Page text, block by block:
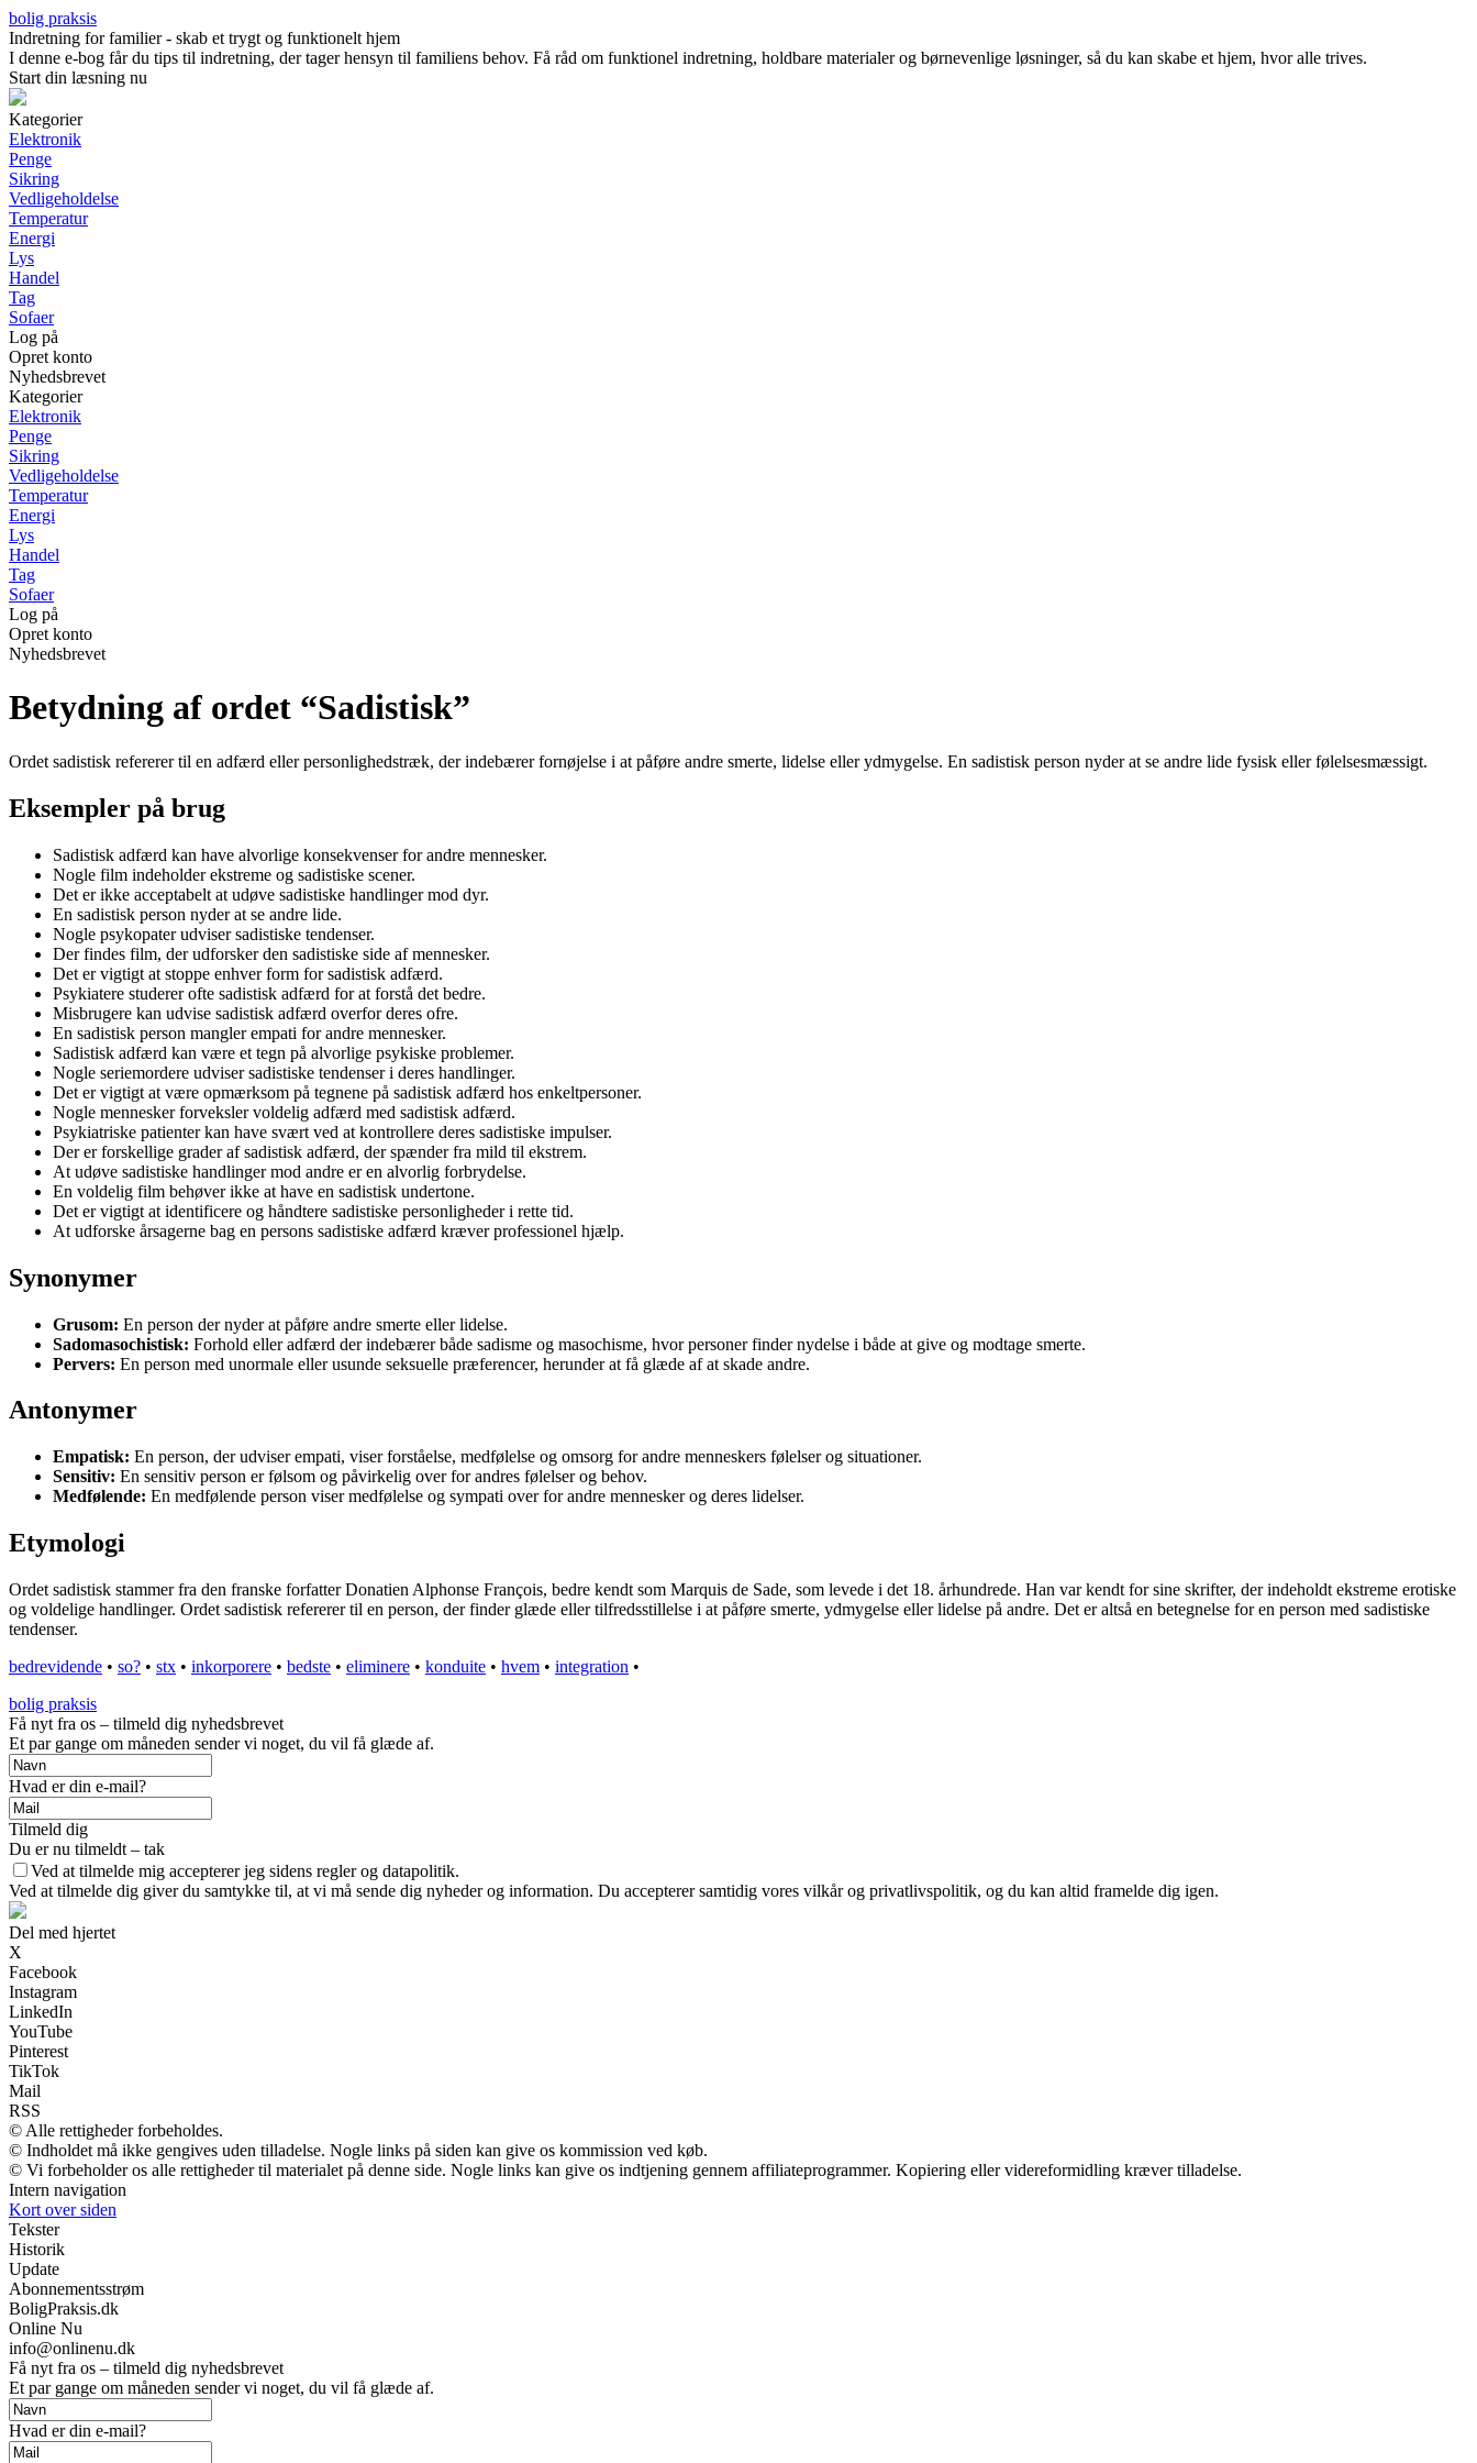
bolig praksis
Indretning for familier - skab et trygt og funktionelt hjem
I denne e-bog får du tips til indretning, der tager hensyn til familiens behov. Få råd om funktionel indretning, holdbare materialer og børnevenlige løsninger, så du kan skabe et hjem, hvor alle trives.
Start din læsning nu
Kategorier
Elektronik
Penge
Sikring
Vedligeholdelse
Temperatur
Energi
Lys
Handel
Tag
Sofaer
Log på
Opret konto
Nyhedsbrevet
Kategorier
Elektronik
Penge
Sikring
Vedligeholdelse
Temperatur
Energi
Lys
Handel
Tag
Sofaer
Log på
Opret konto
Nyhedsbrevet
Betydning af ordet “Sadistisk”
Ordet sadistisk refererer til en adfærd eller personlighedstræk, der indebærer fornøjelse i at påføre andre smerte, lidelse eller ydmygelse. En sadistisk person nyder at se andre lide fysisk eller følelsesmæssigt.
Eksempler på brug
Sadistisk adfærd kan have alvorlige konsekvenser for andre mennesker.
Nogle film indeholder ekstreme og sadistiske scener.
Det er ikke acceptabelt at udøve sadistiske handlinger mod dyr.
En sadistisk person nyder at se andre lide.
Nogle psykopater udviser sadistiske tendenser.
Der findes film, der udforsker den sadistiske side af mennesker.
Det er vigtigt at stoppe enhver form for sadistisk adfærd.
Psykiatere studerer ofte sadistisk adfærd for at forstå det bedre.
Misbrugere kan udvise sadistisk adfærd overfor deres ofre.
En sadistisk person mangler empati for andre mennesker.
Sadistisk adfærd kan være et tegn på alvorlige psykiske problemer.
Nogle seriemordere udviser sadistiske tendenser i deres handlinger.
Det er vigtigt at være opmærksom på tegnene på sadistisk adfærd hos enkeltpersoner.
Nogle mennesker forveksler voldelig adfærd med sadistisk adfærd.
Psykiatriske patienter kan have svært ved at kontrollere deres sadistiske impulser.
Der er forskellige grader af sadistisk adfærd, der spænder fra mild til ekstrem.
At udøve sadistiske handlinger mod andre er en alvorlig forbrydelse.
En voldelig film behøver ikke at have en sadistisk undertone.
Det er vigtigt at identificere og håndtere sadistiske personligheder i rette tid.
At udforske årsagerne bag en persons sadistiske adfærd kræver professionel hjælp.
Synonymer
Grusom: En person der nyder at påføre andre smerte eller lidelse.
Sadomasochistisk: Forhold eller adfærd der indebærer både sadisme og masochisme, hvor personer finder nydelse i både at give og modtage smerte.
Pervers: En person med unormale eller usunde seksuelle præferencer, herunder at få glæde af at skade andre.
Antonymer
Empatisk: En person, der udviser empati, viser forståelse, medfølelse og omsorg for andre menneskers følelser og situationer.
Sensitiv: En sensitiv person er følsom og påvirkelig over for andres følelser og behov.
Medfølende: En medfølende person viser medfølelse og sympati over for andre mennesker og deres lidelser.
Etymologi
Ordet sadistisk stammer fra den franske forfatter Donatien Alphonse François, bedre kendt som Marquis de Sade, som levede i det 18. århundrede. Han var kendt for sine skrifter, der indeholdt ekstreme erotiske
og voldelige handlinger. Ordet sadistisk refererer til en person, der finder glæde eller tilfredsstillelse i at påføre smerte, ydmygelse eller lidelse på andre. Det er altså en betegnelse for en person med sadistiske
tendenser.
bedrevidende • so? • stx • inkorporere • bedste • eliminere • konduite • hvem • integration •
bolig praksis
Få nyt fra os – tilmeld dig nyhedsbrevet
Et par gange om måneden sender vi noget, du vil få glæde af.
Hvad er din e-mail?
Tilmeld dig
Du er nu tilmeldt – tak
Ved at tilmelde mig accepterer jeg sidens regler og datapolitik.
Ved at tilmelde dig giver du samtykke til, at vi må sende dig nyheder og information. Du accepterer samtidig vores vilkår og privatlivspolitik, og du kan altid framelde dig igen.
Del med hjertet
X
Facebook
Instagram
LinkedIn
YouTube
Pinterest
TikTok
Mail
RSS
© Alle rettigheder forbeholdes.
© Indholdet må ikke gengives uden tilladelse. Nogle links på siden kan give os kommission ved køb.
© Vi forbeholder os alle rettigheder til materialet på denne side. Nogle links kan give os indtjening gennem affiliateprogrammer. Kopiering eller videreformidling kræver tilladelse.
Intern navigation
Kort over siden
Tekster
Historik
Update
Abonnementsstrøm
BoligPraksis.dk
Online Nu
info@onlinenu.dk
Få nyt fra os – tilmeld dig nyhedsbrevet
Et par gange om måneden sender vi noget, du vil få glæde af.
Hvad er din e-mail?